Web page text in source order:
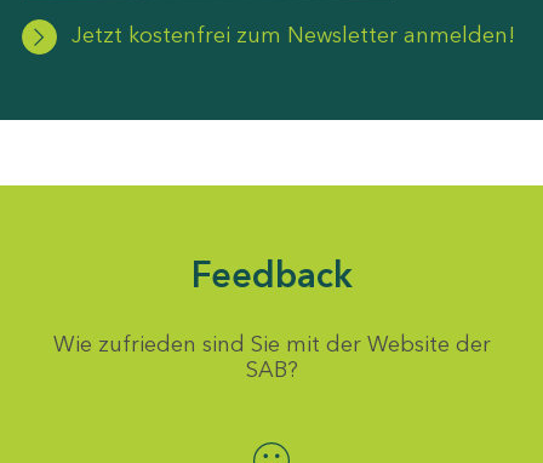
Jetzt kostenfrei zum Newsletter anmelden!
Feedback
Wie zufrieden sind Sie mit der Website der
SAB?
Bewertung auswählen